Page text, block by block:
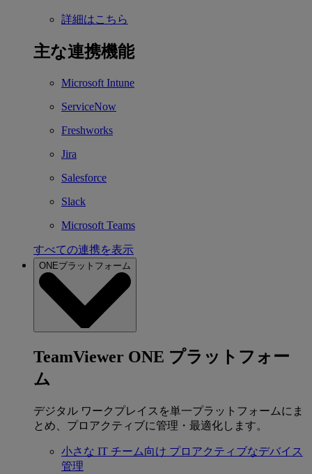
詳細はこちら
主な連携機能
Microsoft Intune
ServiceNow
Freshworks
Jira
Salesforce
Slack
Microsoft Teams
すべての連携を表示
ONEプラットフォーム
TeamViewer ONE プラットフォー
ム
デジタル ワークプレイスを単一プラットフォームにま
とめ、プロアクティブに管理・最適化します。
小さな IT チーム向け プロアクティブなデバイス
管理